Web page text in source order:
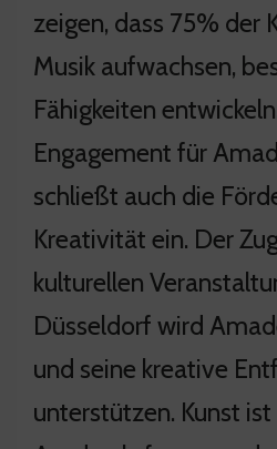
zeigen, dass 75% der
Musik aufwachsen,
Fähigkeiten
Engagement für
schließt auch die
Kreativität ein. Der
kulturellen
Düsseldorf wird
und seine kreative
unterstützen. Kunst